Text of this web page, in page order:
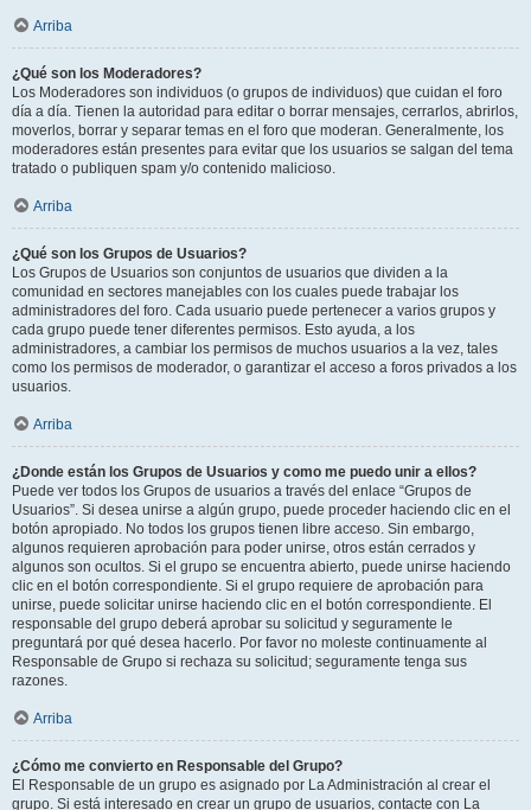
Arriba
¿Qué son los Moderadores?
Los Moderadores son individuos (o grupos de individuos) que cuidan el foro
día a día. Tienen la autoridad para editar o borrar mensajes, cerrarlos, abrirlos,
moverlos, borrar y separar temas en el foro que moderan. Generalmente, los
moderadores están presentes para evitar que los usuarios se salgan del tema
tratado o publiquen spam y/o contenido malicioso.
Arriba
¿Qué son los Grupos de Usuarios?
Los Grupos de Usuarios son conjuntos de usuarios que dividen a la
comunidad en sectores manejables con los cuales puede trabajar los
administradores del foro. Cada usuario puede pertenecer a varios grupos y
cada grupo puede tener diferentes permisos. Esto ayuda, a los
administradores, a cambiar los permisos de muchos usuarios a la vez, tales
como los permisos de moderador, o garantizar el acceso a foros privados a los
usuarios.
Arriba
¿Donde están los Grupos de Usuarios y como me puedo unir a ellos?
Puede ver todos los Grupos de usuarios a través del enlace “Grupos de
Usuarios”. Si desea unirse a algún grupo, puede proceder haciendo clic en el
botón apropiado. No todos los grupos tienen libre acceso. Sin embargo,
algunos requieren aprobación para poder unirse, otros están cerrados y
algunos son ocultos. Si el grupo se encuentra abierto, puede unirse haciendo
clic en el botón correspondiente. Si el grupo requiere de aprobación para
unirse, puede solicitar unirse haciendo clic en el botón correspondiente. El
responsable del grupo deberá aprobar su solicitud y seguramente le
preguntará por qué desea hacerlo. Por favor no moleste continuamente al
Responsable de Grupo si rechaza su solicitud; seguramente tenga sus
razones.
Arriba
¿Cómo me convierto en Responsable del Grupo?
El Responsable de un grupo es asignado por La Administración al crear el
grupo. Si está interesado en crear un grupo de usuarios, contacte con La